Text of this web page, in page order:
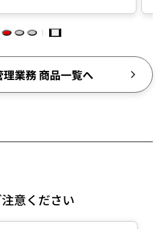
Pause
理業務 商品一覧へ
意ください